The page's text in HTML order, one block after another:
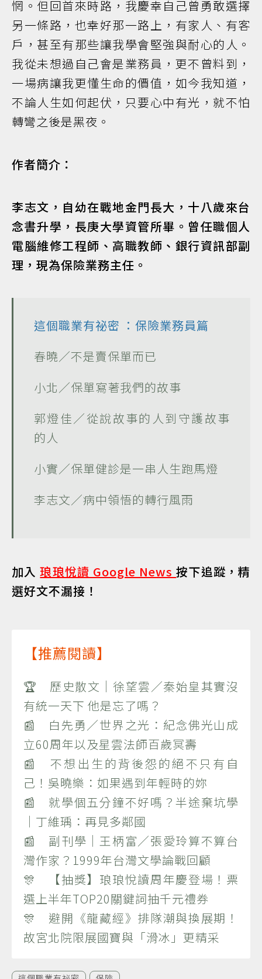
惘。但回首來時路，我慶幸自己曾勇敢選擇
另一條路，也幸好那一路上，有家人、有客
戶，甚至有那些讓我學會堅強與耐心的人。
我從未想過自己會是業務員，更不曾料到，
一場病讓我更懂生命的價值，如今我知道，
不論人生如何起伏，只要心中有光，就不怕
轉彎之後是黑夜。
作者簡介：
李志文，自幼在戰地金門長大，十八歲來台
念書升學，長庚大學資管所畢。曾任職個人
電腦維修工程師、高職教師、銀行資訊部副
理，現為保險業務主任。
這個職業有祕密 ：保險業務員篇
春曉／不是賣保單而已
小北／保單寫著我們的故事
郭燈佳／從說故事的人到守護故事
的人
小實／保單健診是一串人生跑馬燈
李志文／病中領悟的轉行風雨
加入琅琅悅讀 Google News按下追蹤，精
選好文不漏接！
【推薦閱讀】
🏆 歷史散文｜徐望雲／秦始皇其實沒
有統一天下 他是忘了嗎？
📰 白先勇／世界之光：紀念佛光山成
立60周年以及星雲法師百歲冥壽
📰 不想出生的背後怨的絕不只有自
己！吳曉樂：如果遇到年輕時的妳
📰 就學個五分鐘不好嗎？半途棄坑學
｜丁維瑀：再見多鄰國
📰 副刊學｜王柄富／張愛玲算不算台
灣作家？1999年台灣文學論戰回顧
🎊 【抽獎】琅琅悅讀周年慶登場！票
選上半年TOP20關鍵詞抽千元禮券
🎊 避開《龍藏經》排隊潮與換展期！
故宮北院限展國寶與「滑冰」更精采